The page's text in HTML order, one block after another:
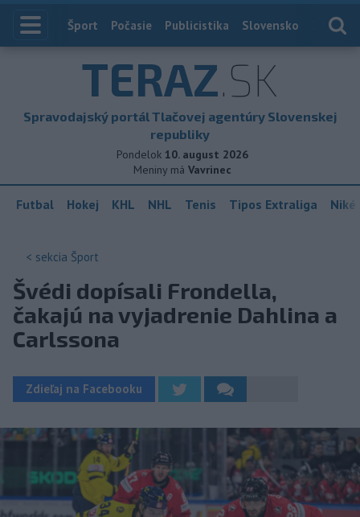
Index
Šport Počasie Publicistika Slovensko
TERAZ.SK
Spravodajský portál Tlačovej agentúry Slovenskej
republiky
Pondelok 10. august 2026
Meniny má Vavrinec
Futbal Hokej KHL NHL Tenis Tipos Extraliga
< sekcia Šport
Švédi dopísali Frondella,
čakajú na vyjadrenie Dahlina a
Carlssona
Zdieľaj na Facebooku